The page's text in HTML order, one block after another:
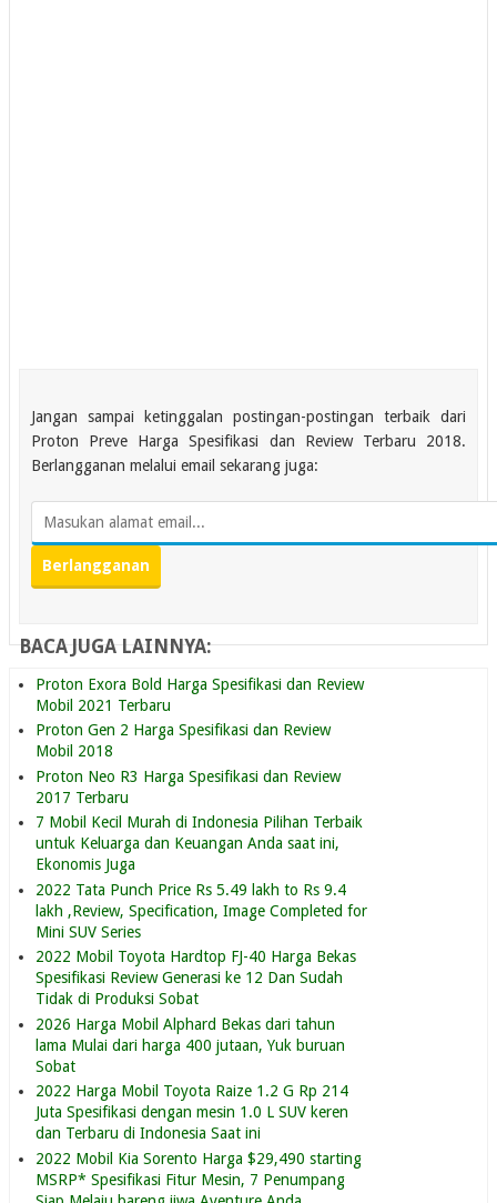
Jangan sampai ketinggalan postingan-postingan terbaik dari
Proton Preve Harga Spesifikasi dan Review Terbaru 2018.
Berlangganan melalui email sekarang juga:
BACA JUGA LAINNYA:
Proton Exora Bold Harga Spesifikasi dan Review
Mobil 2021 Terbaru
Proton Gen 2 Harga Spesifikasi dan Review
Mobil 2018
Proton Neo R3 Harga Spesifikasi dan Review
2017 Terbaru
7 Mobil Kecil Murah di Indonesia Pilihan Terbaik
untuk Keluarga dan Keuangan Anda saat ini,
Ekonomis Juga
2022 Tata Punch Price Rs 5.49 lakh to Rs 9.4
lakh ,Review, Specification, Image Completed for
Mini SUV Series
2022 Mobil Toyota Hardtop FJ-40 Harga Bekas
Spesifikasi Review Generasi ke 12 Dan Sudah
Tidak di Produksi Sobat
2026 Harga Mobil Alphard Bekas dari tahun
lama Mulai dari harga 400 jutaan, Yuk buruan
Sobat
2022 Harga Mobil Toyota Raize 1.2 G Rp 214
Juta Spesifikasi dengan mesin 1.0 L SUV keren
dan Terbaru di Indonesia Saat ini
2022 Mobil Kia Sorento Harga $29,490 starting
MSRP* Spesifikasi Fitur Mesin, 7 Penumpang